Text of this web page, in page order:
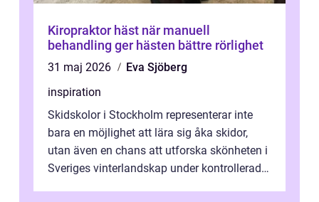
Kiropraktor häst när manuell
behandling ger hästen bättre rörlighet
31 maj 2026
Eva Sjöberg
inspiration
Skidskolor i Stockholm representerar inte
bara en möjlighet att lära sig åka skidor,
utan även en chans att utforska skönheten i
Sveriges vinterlandskap under kontrollerade